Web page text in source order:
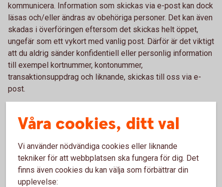
kommunicera. Information som skickas via e-post kan dock
läsas och/eller ändras av obehöriga personer. Det kan även
skadas i överföringen eftersom det skickas helt öppet,
ungefär som ett vykort med vanlig post. Därför är det viktigt
att du aldrig sänder konfidentiell eller personlig information
till exempel kortnummer, kontonummer,
transaktionsuppdrag och liknande, skickas till oss via e-
post.
Risker med att kommunicera via e-post
Våra cookies, ditt val
Vi använder nödvändiga cookies eller liknande
tekniker för att webbplatsen ska fungera för dig. Det
finns även cookies du kan välja som förbättrar din
upplevelse: